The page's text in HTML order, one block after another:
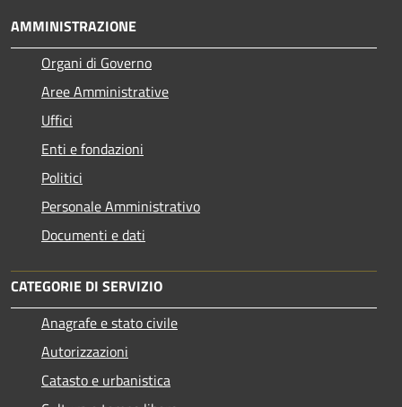
AMMINISTRAZIONE
Organi di Governo
Aree Amministrative
Uffici
Enti e fondazioni
Politici
Personale Amministrativo
Documenti e dati
CATEGORIE DI SERVIZIO
Anagrafe e stato civile
Autorizzazioni
Catasto e urbanistica